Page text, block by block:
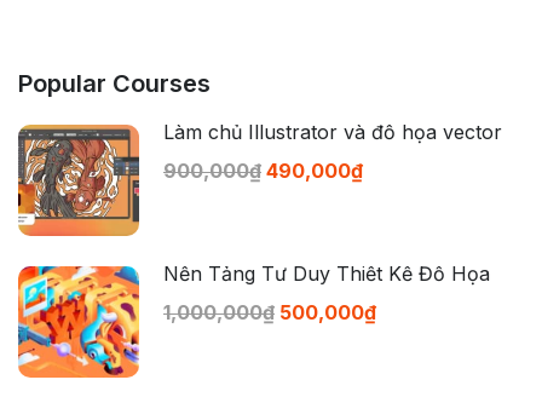
Popular Courses
Làm chủ Illustrator và đồ họa vector
900,000₫ 490,000₫
Nền Tảng Tư Duy Thiết Kế Đồ Họa
1,000,000₫ 500,000₫